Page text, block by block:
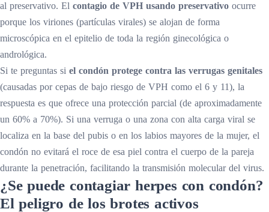
al preservativo. El contagio de VPH usando preservativo ocurre
porque los viriones (partículas virales) se alojan de forma
microscópica en el epitelio de toda la región ginecológica o
andrológica.
Si te preguntas si el condón protege contra las verrugas genitales
(causadas por cepas de bajo riesgo de VPH como el 6 y 11), la
respuesta es que ofrece una protección parcial (de aproximadamente
un 60% a 70%). Si una verruga o una zona con alta carga viral se
localiza en la base del pubis o en los labios mayores de la mujer, el
condón no evitará el roce de esa piel contra el cuerpo de la pareja
durante la penetración, facilitando la transmisión molecular del virus.
¿Se puede contagiar herpes con condón?
El peligro de los brotes activos